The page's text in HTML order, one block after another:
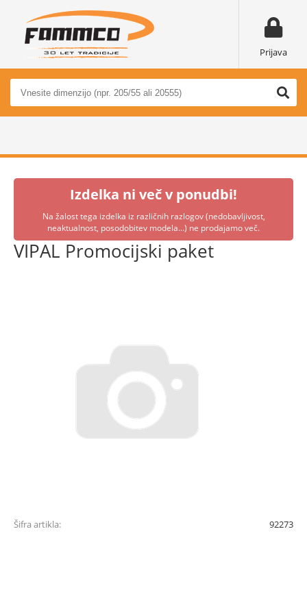
Prijava
Izdelka ni več v ponudbi!
Na žalost tega izdelka iz različnih razlogov (nedobavljivost,
neaktualnost, posodobitev modela...) ne prodajamo več.
VIPAL Promocijski paket
Šifra artikla: 92273